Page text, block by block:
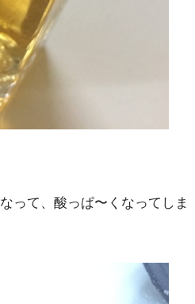
って、酸っぱ〜くなってしま